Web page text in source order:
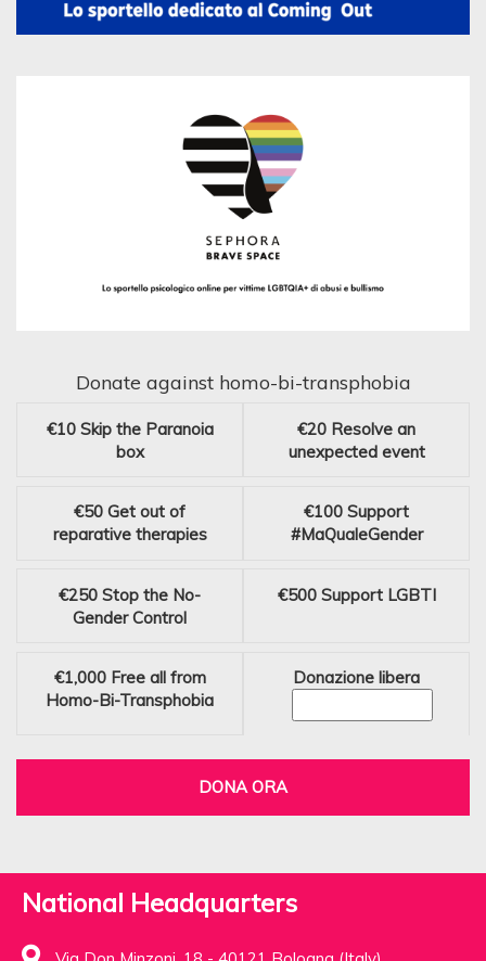
Donate against homo-bi-transphobia
€10 Skip the Paranoia
box
€20 Resolve an
unexpected event
€50 Get out of
reparative therapies
€100 Support
#MaQualeGender
€250 Stop the No-
Gender Control
€500 Support LGBTI
€1,000 Free all from
Homo-Bi-Transphobia
Donazione libera
DONA ORA
National Headquarters